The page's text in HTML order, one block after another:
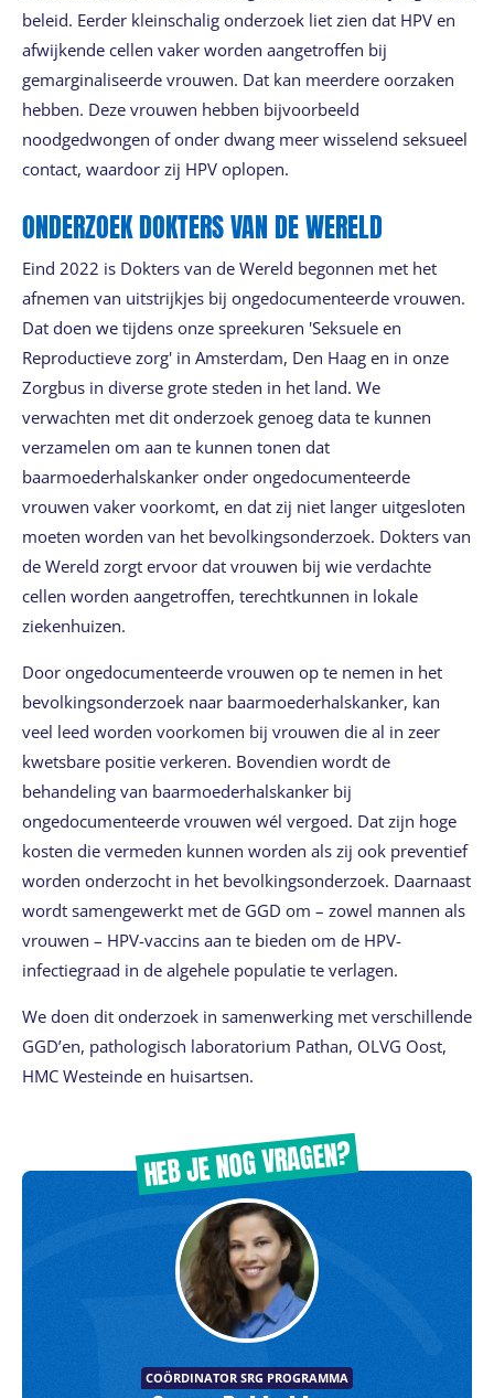
beleid. Eerder kleinschalig onderzoek liet zien dat HPV en
afwijkende cellen vaker worden aangetroffen bij
gemarginaliseerde vrouwen. Dat kan meerdere oorzaken
hebben. Deze vrouwen hebben bijvoorbeeld
noodgedwongen of onder dwang meer wisselend seksueel
contact, waardoor zij HPV oplopen.
ONDERZOEK DOKTERS VAN DE WERELD
Eind 2022 is Dokters van de Wereld begonnen met het
afnemen van uitstrijkjes bij ongedocumenteerde vrouwen.
Dat doen we tijdens onze spreekuren 'Seksuele en
Reproductieve zorg' in Amsterdam, Den Haag en in onze
Zorgbus in diverse grote steden in het land. We
verwachten met dit onderzoek genoeg data te kunnen
verzamelen om aan te kunnen tonen dat
baarmoederhalskanker onder ongedocumenteerde
vrouwen vaker voorkomt, en dat zij niet langer uitgesloten
moeten worden van het bevolkingsonderzoek. Dokters van
de Wereld zorgt ervoor dat vrouwen bij wie verdachte
cellen worden aangetroffen, terechtkunnen in lokale
ziekenhuizen.
Door ongedocumenteerde vrouwen op te nemen in het
bevolkingsonderzoek naar baarmoederhalskanker, kan
veel leed worden voorkomen bij vrouwen die al in zeer
kwetsbare positie verkeren. Bovendien wordt de
behandeling van baarmoederhalskanker bij
ongedocumenteerde vrouwen wél vergoed. Dat zijn hoge
kosten die vermeden kunnen worden als zij ook preventief
worden onderzocht in het bevolkingsonderzoek. Daarnaast
wordt samengewerkt met de GGD om – zowel mannen als
vrouwen – HPV-vaccins aan te bieden om de HPV-
infectiegraad in de algehele populatie te verlagen.
We doen dit onderzoek in samenwerking met verschillende
GGD’en, pathologisch laboratorium Pathan, OLVG Oost,
HMC Westeinde en huisartsen.
HEB JE NOG VRAGEN?
COÖRDINATOR SRG PROGRAMMA